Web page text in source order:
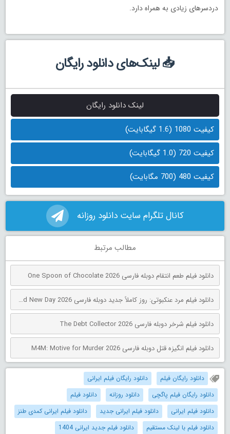
دردسرهای زیادی به همراه دارد.
📥 لینک‌های دانلود رایگان
لینک دانلود رایگان
کیفیت 1080 (1.6 گیگابایت)
کیفیت 720 (1.0 گیگابایت)
کیفیت 480 (700 مگابایت)
کانال تلگرام سایت دانلود روزانه
مطالب مرتبط
دانلود فیلم طعم انتقام دوبله فارسی One Spoon of Chocolate 2026
دانلود فیلم مرد عنکبوتی: روز کاملاً جدید دوبله فارسی Spider-Man: Brand New Day 2026
دانلود فیلم شرخر دوبله فارسی The Debt Collector 2026
دانلود فیلم انگیزه قتل دوبله فارسی M4M: Motive for Murder 2026
دانلود رایگان فیلم
دانلود رایگان فیلم ایرانی
دانلود رایگان فیلم پاگچی
دانلود روزانه
دانلود فیلم
دانلود فیلم ایرانی
دانلود فیلم ایرانی جدید
دانلود فیلم ایرانی کمدی طنز
دانلود فیلم با لینک مستقیم
دانلود فیلم جدید ایرانی 1404